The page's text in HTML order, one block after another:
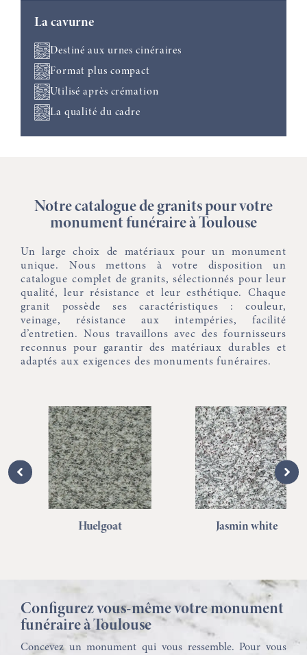
La cavurne
Destiné aux urnes cinéraires
Format plus compact
Utilisé après crémation
La qualité du cadre
Notre catalogue de granits pour votre
monument funéraire à Toulouse
Un large choix de matériaux pour un monument
unique. Nous mettons à votre disposition un
catalogue complet de granits, sélectionnés pour leur
qualité, leur résistance et leur esthétique. Chaque
granit possède ses caractéristiques : couleur,
veinage, résistance aux intempéries, facilité
d’entretien. Nous travaillons avec des fournisseurs
reconnus pour garantir des matériaux durables et
adaptés aux exigences des monuments funéraires.
Huelgoat Jasmin white
Configurez vous-même votre monument
funéraire à Toulouse
Concevez un monument qui vous ressemble. Pour vous